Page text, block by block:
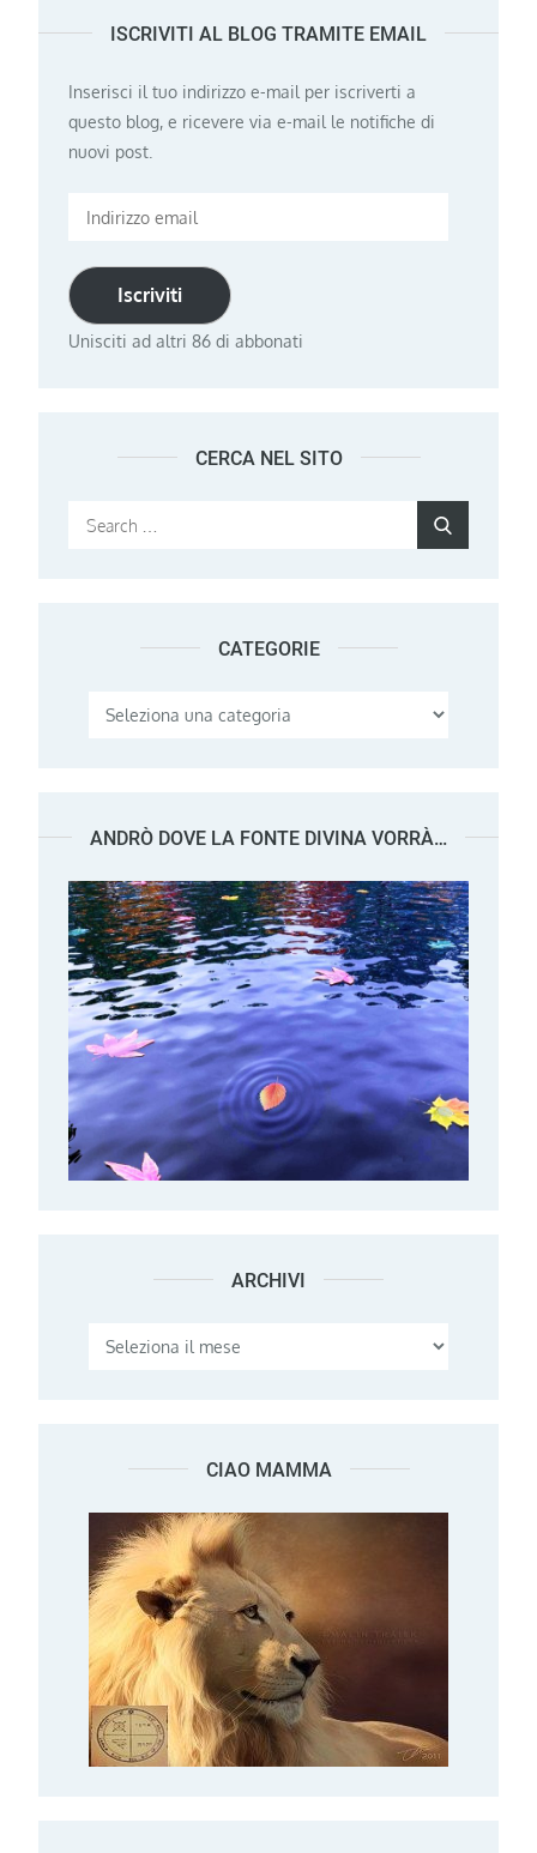
ISCRIVITI AL BLOG TRAMITE EMAIL
Inserisci il tuo indirizzo e-mail per iscriverti a
questo blog, e ricevere via e-mail le notifiche di
nuovi post.
Indirizzo
Iscriviti
Unisciti ad altri 86 di abbonati
CERCA NEL SITO
Search
CATEGORIE
Categorie
ANDRÒ DOVE LA FONTE DIVINA VORRÀ…
ARCHIVI Archivi
CIAO MAMMA